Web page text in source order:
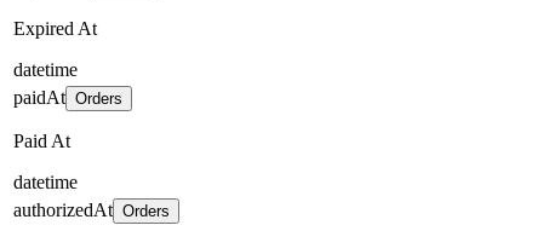
Expired At
datetime
paidAt Orders
Paid At
datetime
authorizedAt Orders